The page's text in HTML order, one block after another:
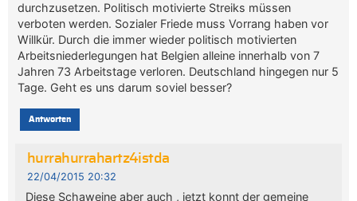
durchzusetzen. Politisch motivierte Streiks müssen
verboten werden. Sozialer Friede muss Vorrang haben vor
Willkür. Durch die immer wieder politisch motivierten
Arbeitsniederlegungen hat Belgien alleine innerhalb von 7
Jahren 73 Arbeitstage verloren. Deutschland hingegen nur 5
Tage. Geht es uns darum soviel besser?
Antworten
hurrahurrahartz4istda
22/04/2015 20:32
Diese Schaweine aber auch , jetzt konnt der gemeine